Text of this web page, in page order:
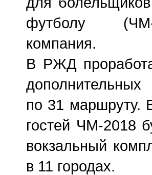
футболу
компания.
В РЖД
по 31 маршруту.
гостей ЧМ-2018
вокзальный
в 11 городах.